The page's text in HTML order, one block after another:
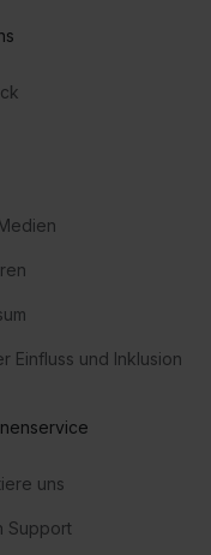
Einfluss und Inklusion
uns
Support